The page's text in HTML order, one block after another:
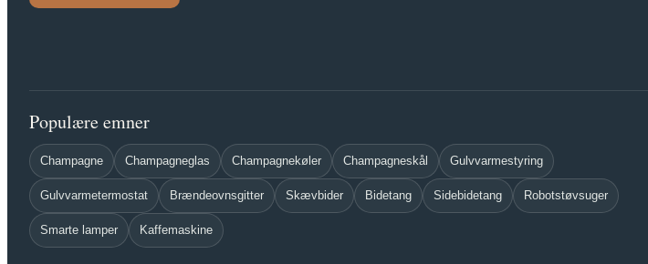
Populære emner
Champagne Champagneglas Champagnekøler Champagneskål Gulvvarmestyring
Gulvvarmetermostat Brændeovnsgitter Skævbider Bidetang Sidebidetang Robotstøvsuger
Smarte lamper Kaffemaskine